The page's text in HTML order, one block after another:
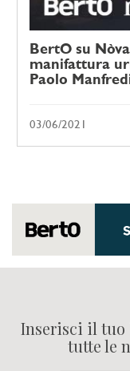
BertO su
manifattura
Paolo
03/06/2021
Inserisci il
tutte le